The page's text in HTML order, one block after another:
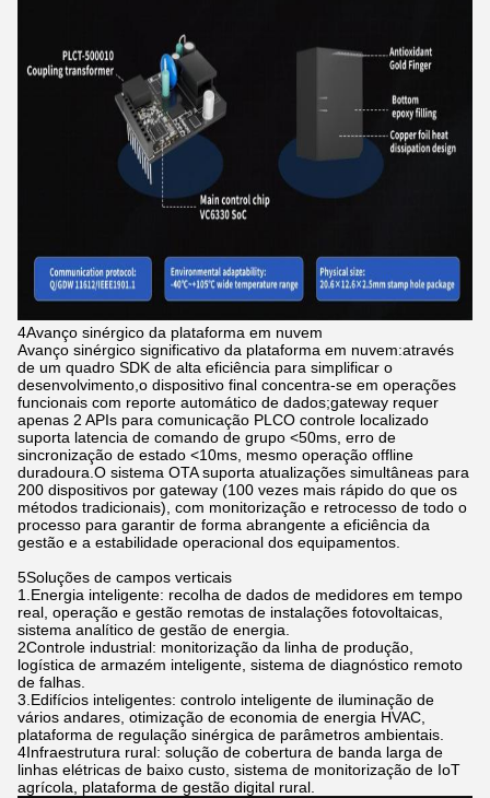
4Avanço sinérgico da plataforma em nuvem
Avanço sinérgico significativo da plataforma em nuvem:através
de um quadro SDK de alta eficiência para simplificar o
desenvolvimento,o dispositivo final concentra-se em operações
funcionais com reporte automático de dados;gateway requer
apenas 2 APIs para comunicação PLCO controle localizado
suporta latencia de comando de grupo <50ms, erro de
sincronização de estado <10ms, mesmo operação offline
duradoura.O sistema OTA suporta atualizações simultâneas para
200 dispositivos por gateway (100 vezes mais rápido do que os
métodos tradicionais), com monitorização e retrocesso de todo o
processo para garantir de forma abrangente a eficiência da
gestão e a estabilidade operacional dos equipamentos.
5Soluções de campos verticais
1.Energia inteligente: recolha de dados de medidores em tempo
real, operação e gestão remotas de instalações fotovoltaicas,
sistema analítico de gestão de energia.
2Controle industrial: monitorização da linha de produção,
logística de armazém inteligente, sistema de diagnóstico remoto
de falhas.
3.Edifícios inteligentes: controlo inteligente de iluminação de
vários andares, otimização de economia de energia HVAC,
plataforma de regulação sinérgica de parâmetros ambientais.
4Infraestrutura rural: solução de cobertura de banda larga de
linhas elétricas de baixo custo, sistema de monitorização de IoT
agrícola, plataforma de gestão digital rural.